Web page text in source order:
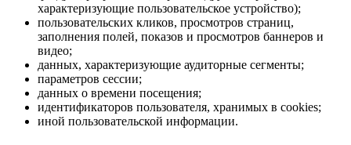
характеризующие пользовательское устройство);
пользовательских кликов, просмотров страниц,
заполнения полей, показов и просмотров баннеров и
видео;
данных, характеризующие аудиторные сегменты;
параметров сессии;
данных о времени посещения;
идентификаторов пользователя, хранимых в cookies;
иной пользовательской информации.